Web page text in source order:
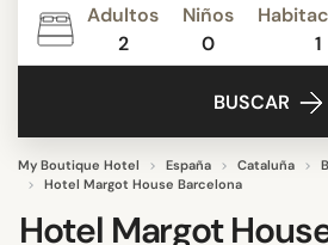
Contacto
Adultos
2
Niños
0
1
BUSCAR
My Boutique Hotel España Cataluña
Hotel Margot House Barcelona
Hotel Margot